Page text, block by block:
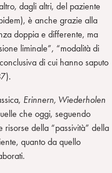
dagli altri, del paziente
è anche grazie alla
doppia e differente, ma
liminale”, “modalità di
di cui hanno saputo
Erinnern, Wiederholen
che oggi, seguendo
risorse della “passività” della
quanto da quello